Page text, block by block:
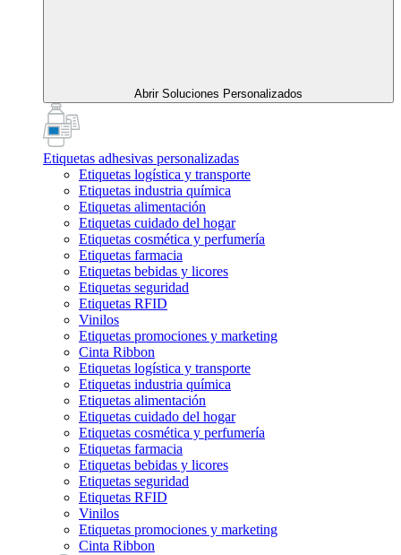
Abrir Soluciones Personalizados
Etiquetas adhesivas personalizadas
Etiquetas logística y transporte
Etiquetas industria química
Etiquetas alimentación
Etiquetas cuidado del hogar
Etiquetas cosmética y perfumería
Etiquetas farmacia
Etiquetas bebidas y licores
Etiquetas seguridad
Etiquetas RFID
Vinilos
Etiquetas promociones y marketing
Cinta Ribbon
Etiquetas logística y transporte
Etiquetas industria química
Etiquetas alimentación
Etiquetas cuidado del hogar
Etiquetas cosmética y perfumería
Etiquetas farmacia
Etiquetas bebidas y licores
Etiquetas seguridad
Etiquetas RFID
Vinilos
Etiquetas promociones y marketing
Cinta Ribbon